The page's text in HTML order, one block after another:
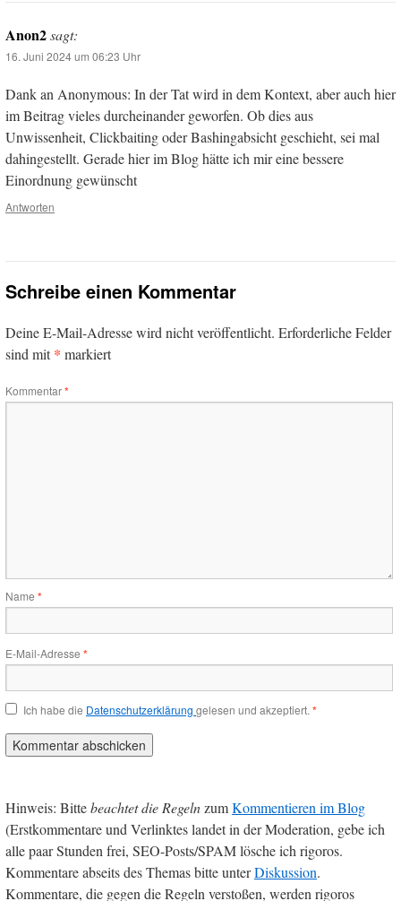
Anon2sagt:
16. Juni 2024 um 06:23 Uhr
Dank an Anonymous: In der Tat wird in dem Kontext, aber auch hier
im Beitrag vieles durcheinander geworfen. Ob dies aus
Unwissenheit, Clickbaiting oder Bashingabsicht geschieht, sei mal
dahingestellt. Gerade hier im Blog hätte ich mir eine bessere
Einordnung gewünscht
Antworten
Schreibe einen Kommentar
Deine E-Mail-Adresse wird nicht veröffentlicht. Erforderliche Felder
sind mit* markiert
Kommentar*
Name *
E-Mail-Adresse *
Ich habe die Datenschutzerklärung gelesen und akzeptiert. *
Hinweis: Bittebeachtet die RegelnzumKommentieren im Blog
(Erstkommentare und Verlinktes landet in der Moderation, gebe ich
alle paar Stunden frei, SEO-Posts/SPAM lösche ich rigoros.
Kommentare abseits des Themas bitte unterDiskussion.
Kommentare, die gegen die Regeln verstoßen, werden rigoros